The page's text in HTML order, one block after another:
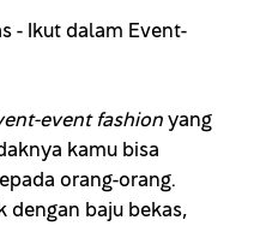
event fashion yang
kamu bisa
orang-orang.
dengan baju bekas,